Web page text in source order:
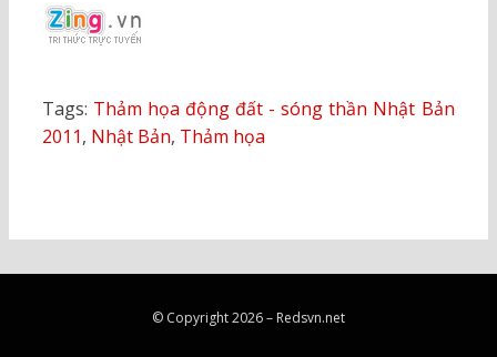
Tags: Thảm họa động đất - sóng thần Nhật Bản
2011, Nhật Bản, Thảm họa
© Copyright 2026 – Redsvn.net